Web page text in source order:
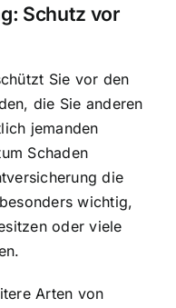
Schutz vor
Sie vor den
die Sie anderen
jemanden
Schaden
die
wichtig,
oder viele
Arten von